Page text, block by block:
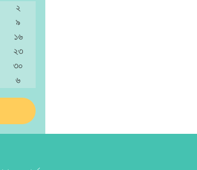
২
৯
১৬
২৩
৩০
৬